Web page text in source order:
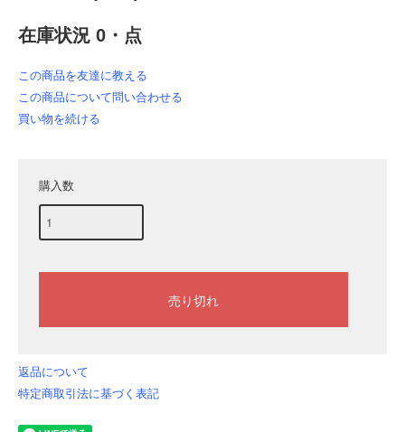
在庫状況 0・点
この商品を友達に教える
この商品について問い合わせる
買い物を続ける
購入数
返品について
特定商取引法に基づく表記